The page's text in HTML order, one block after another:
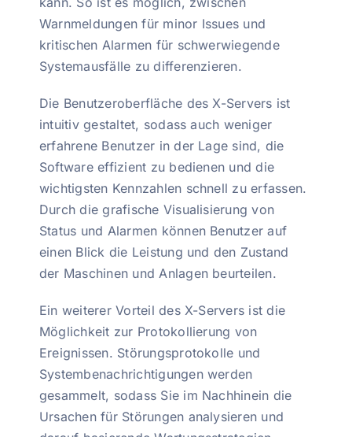
Warnmeldungen für minor Issues und
kritischen Alarmen für schwerwiegende
Systemausfälle zu differenzieren.
Die Benutzeroberfläche des X-Servers ist
intuitiv gestaltet, sodass auch weniger
erfahrene Benutzer in der Lage sind, die
Software effizient zu bedienen und die
wichtigsten Kennzahlen schnell zu erfassen.
Durch die grafische Visualisierung von
Status und Alarmen können Benutzer auf
einen Blick die Leistung und den Zustand
der Maschinen und Anlagen beurteilen.
Ein weiterer Vorteil des X-Servers ist die
Möglichkeit zur Protokollierung von
Ereignissen. Störungsprotokolle und
Systembenachrichtigungen werden
gesammelt, sodass Sie im Nachhinein die
Ursachen für Störungen analysieren und